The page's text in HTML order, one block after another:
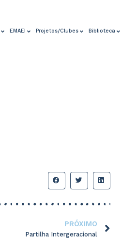
EMAEI Projetos/Clubes Biblioteca
PRÓXIMO
Partilha Intergeracional